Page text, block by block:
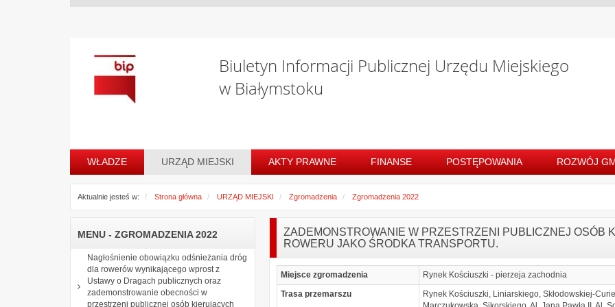
Biuletyn Informacji Publicznej Urzędu Miejskiego
w Białymstoku
WŁADZE URZĄD MIEJSKI AKTY PRAWNE FINANSE POSTĘPOWANIA ROZWÓJ
Aktualnie jesteś w: Strona główna URZĄD MIEJSKI Zgromadzenia Zgromadzenia 2022
MENU - ZGROMADZENIA 2022
Nagłośnienie obowiązku odśnieżania dróg
dla rowerów wynikającego wprost z
Ustawy o Dragach publicznych oraz
zademonstrowanie obecności w
przestrzeni publicznej osób kierujących
ZADEMONSTROWANIE W PRZESTRZENI PUBLICZNEJ OSÓB
ROWERU JAKO ŚRODKA TRANSPORTU.
Miejsce zgromadzenia
Rynek Kościuszki - pierzeja zachodnia
Trasa przemarszu
Rynek Kościuszki, Liniarskiego, Skłodowskiej-